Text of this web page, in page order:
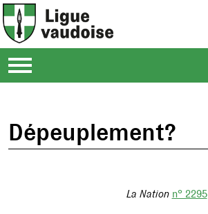
Dépeuplement?
La Nation n° 2295